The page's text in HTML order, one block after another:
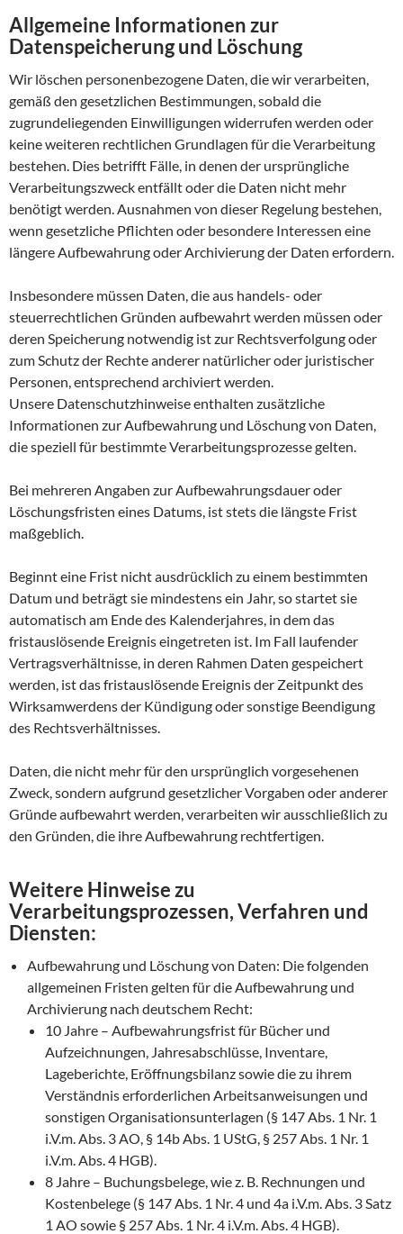
Allgemeine Informationen zur
Datenspeicherung und Löschung
Wir löschen personenbezogene Daten, die wir verarbeiten,
gemäß den gesetzlichen Bestimmungen, sobald die
zugrundeliegenden Einwilligungen widerrufen werden oder
keine weiteren rechtlichen Grundlagen für die Verarbeitung
bestehen. Dies betrifft Fälle, in denen der ursprüngliche
Verarbeitungszweck entfällt oder die Daten nicht mehr
benötigt werden. Ausnahmen von dieser Regelung bestehen,
wenn gesetzliche Pflichten oder besondere Interessen eine
längere Aufbewahrung oder Archivierung der Daten erfordern.
Insbesondere müssen Daten, die aus handels- oder
steuerrechtlichen Gründen aufbewahrt werden müssen oder
deren Speicherung notwendig ist zur Rechtsverfolgung oder
zum Schutz der Rechte anderer natürlicher oder juristischer
Personen, entsprechend archiviert werden.
Unsere Datenschutzhinweise enthalten zusätzliche
Informationen zur Aufbewahrung und Löschung von Daten,
die speziell für bestimmte Verarbeitungsprozesse gelten.
Bei mehreren Angaben zur Aufbewahrungsdauer oder
Löschungsfristen eines Datums, ist stets die längste Frist
maßgeblich.
Beginnt eine Frist nicht ausdrücklich zu einem bestimmten
Datum und beträgt sie mindestens ein Jahr, so startet sie
automatisch am Ende des Kalenderjahres, in dem das
fristauslösende Ereignis eingetreten ist. Im Fall laufender
Vertragsverhältnisse, in deren Rahmen Daten gespeichert
werden, ist das fristauslösende Ereignis der Zeitpunkt des
Wirksamwerdens der Kündigung oder sonstige Beendigung
des Rechtsverhältnisses.
Daten, die nicht mehr für den ursprünglich vorgesehenen
Zweck, sondern aufgrund gesetzlicher Vorgaben oder anderer
Gründe aufbewahrt werden, verarbeiten wir ausschließlich zu
den Gründen, die ihre Aufbewahrung rechtfertigen.
Weitere Hinweise zu
Verarbeitungsprozessen, Verfahren und
Diensten:
Aufbewahrung und Löschung von Daten: Die folgenden
allgemeinen Fristen gelten für die Aufbewahrung und
Archivierung nach deutschem Recht:
10 Jahre – Aufbewahrungsfrist für Bücher und
Aufzeichnungen, Jahresabschlüsse, Inventare,
Lageberichte, Eröffnungsbilanz sowie die zu ihrem
Verständnis erforderlichen Arbeitsanweisungen und
sonstigen Organisationsunterlagen (§ 147 Abs. 1 Nr. 1
i.V.m. Abs. 3 AO, § 14b Abs. 1 UStG, § 257 Abs. 1 Nr. 1
i.V.m. Abs. 4 HGB).
8 Jahre – Buchungsbelege, wie z. B. Rechnungen und
Kostenbelege (§ 147 Abs. 1 Nr. 4 und 4a i.V.m. Abs. 3 Satz
1 AO sowie § 257 Abs. 1 Nr. 4 i.V.m. Abs. 4 HGB).